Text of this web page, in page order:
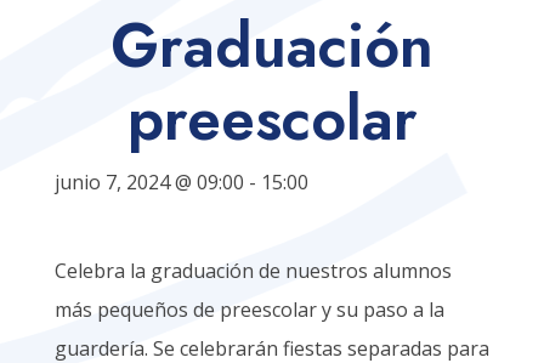
Graduación
preescolar
junio 7, 2024 @ 09:00 - 15:00
Celebra la graduación de nuestros alumnos
más pequeños de preescolar y su paso a la
guardería. Se celebrarán fiestas separadas para